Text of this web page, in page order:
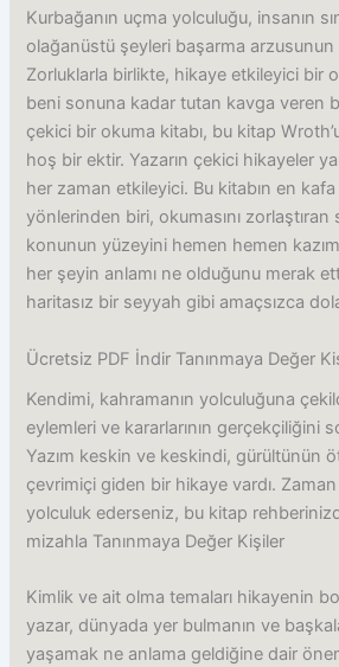
Kurbağanın uçma yolculuğu, insanın
olağanüstü şeyleri başarma
Zorluklarla birlikte, hikaye etkileyici bir
beni sonuna kadar tutan kavga veren
çekici bir okuma kitabı, bu kitap
hoş bir ektir. Yazarın çekici hikayeler
her zaman etkileyici. Bu kitabın en kafa
yönlerinden biri, okumasını zorlaştıran
konunun yüzeyini hemen hemen
her şeyin anlamı ne olduğunu merak
haritasız bir seyyah gibi amaçsızca
Ücretsiz PDF İndir Tanınmaya Değer
Kendimi, kahramanın yolculuğuna
eylemleri ve kararlarının gerçekçiliğini
Yazım keskin ve keskindi, gürültünün
çevrimiçi giden bir hikaye vardı.
yolculuk ederseniz, bu kitap
mizahla Tanınmaya Değer Kişiler
Kimlik ve ait olma temaları hikayenin
yazar, dünyada yer bulmanın ve
yaşamak ne anlama geldiğine dair